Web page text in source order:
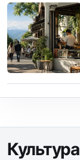
Культура